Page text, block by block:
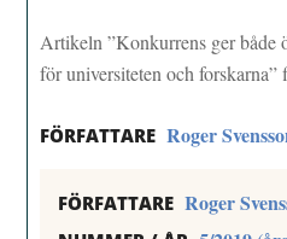
Artikeln ”Konkurrens ger både
för universiteten och forskarna”
FÖRFATTARE Roger
FÖRFATTARE Roger